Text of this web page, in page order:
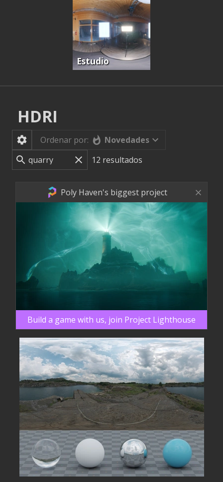
Estudio
HDRI
Ordenar por:
Novedades
12 resultados
Poly Haven's biggest project
Build a game with us, join Project Lighthouse